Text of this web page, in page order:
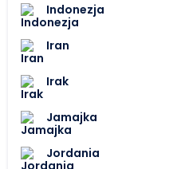
Indonezja
Iran
Irak
Jamajka
Jordania